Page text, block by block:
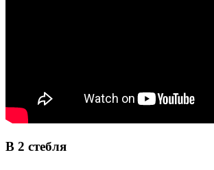
В 2 стебля